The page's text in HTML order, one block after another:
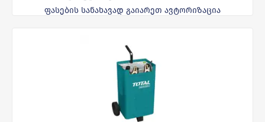
ფასების სანახავად გაიარეთ ავტორიზაცია